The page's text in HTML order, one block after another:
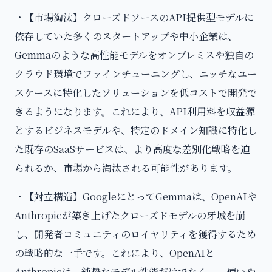
・【市場淘汰】クローズドソースのAPI提供型モデルに
依存していた多くのスタートアップや中小企業は、
Gemmaのような高性能モデルをオンプレミスや独自の
クラウド環境でファインチューニングし、ニッチなユー
スケースに特化したソリューションを低コストで開発で
きるようになります。これにより、API利用料を収益源
とするビジネスモデルや、特定のドメイン知識に特化し
た既存のSaaSサービスは、より高度な差別化戦略を迫
られるか、市場から淘汰される可能性があります。
・【対立構造】GoogleにとってGemmaは、OpenAIや
Anthropicが築き上げたクローズドモデルの牙城を崩
し、開発者コミュニティのロイヤリティを獲得するため
の戦略的な一手です。これにより、OpenAIと